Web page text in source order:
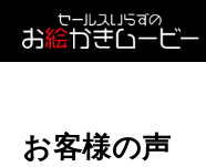
お客様の声